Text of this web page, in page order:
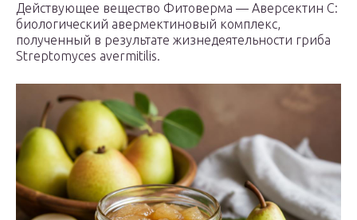
Действующее вещество Фитоверма — Аверсектин С:
биологический авермектиновый комплекс,
полученный в результате жизнедеятельности гриба
Streptomyces avermitilis.